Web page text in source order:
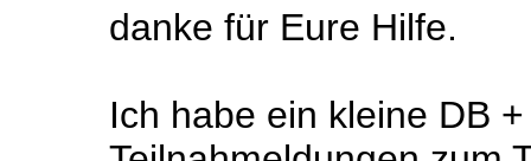
danke für Eure Hilfe.
Ich habe ein kleine DB